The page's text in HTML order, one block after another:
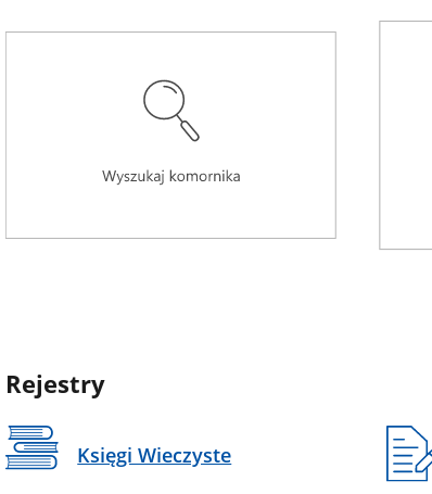
Rejestry
Księgi Wieczyste